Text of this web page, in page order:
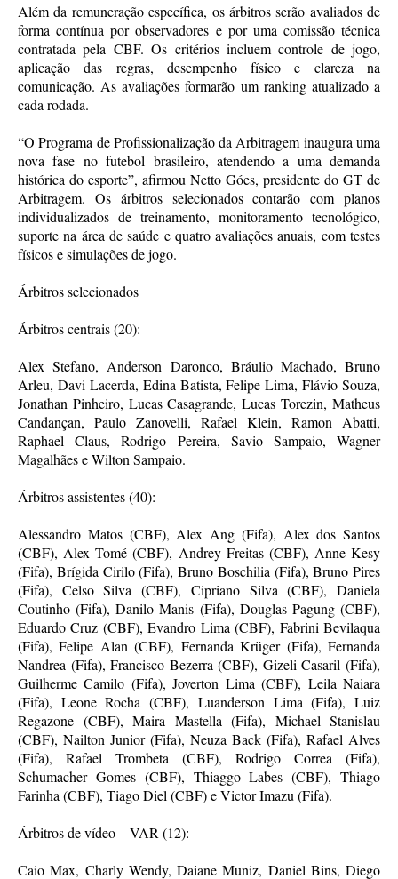
Além da remuneração específica, os árbitros serão avaliados de
forma contínua por observadores e por uma comissão técnica
contratada pela CBF. Os critérios incluem controle de jogo,
aplicação das regras, desempenho físico e clareza na
comunicação. As avaliações formarão um ranking atualizado a
cada rodada.
“O Programa de Profissionalização da Arbitragem inaugura uma
nova fase no futebol brasileiro, atendendo a uma demanda
histórica do esporte”, afirmou Netto Góes, presidente do GT de
Arbitragem. Os árbitros selecionados contarão com planos
individualizados de treinamento, monitoramento tecnológico,
suporte na área de saúde e quatro avaliações anuais, com testes
físicos e simulações de jogo.
Árbitros selecionados
Árbitros centrais (20):
Alex Stefano, Anderson Daronco, Bráulio Machado, Bruno
Arleu, Davi Lacerda, Edina Batista, Felipe Lima, Flávio Souza,
Jonathan Pinheiro, Lucas Casagrande, Lucas Torezin, Matheus
Candançan, Paulo Zanovelli, Rafael Klein, Ramon Abatti,
Raphael Claus, Rodrigo Pereira, Savio Sampaio, Wagner
Magalhães e Wilton Sampaio.
Árbitros assistentes (40):
Alessandro Matos (CBF), Alex Ang (Fifa), Alex dos Santos
(CBF), Alex Tomé (CBF), Andrey Freitas (CBF), Anne Kesy
(Fifa), Brígida Cirilo (Fifa), Bruno Boschilia (Fifa), Bruno Pires
(Fifa), Celso Silva (CBF), Cipriano Silva (CBF), Daniela
Coutinho (Fifa), Danilo Manis (Fifa), Douglas Pagung (CBF),
Eduardo Cruz (CBF), Evandro Lima (CBF), Fabrini Bevilaqua
(Fifa), Felipe Alan (CBF), Fernanda Krüger (Fifa), Fernanda
Nandrea (Fifa), Francisco Bezerra (CBF), Gizeli Casaril (Fifa),
Guilherme Camilo (Fifa), Joverton Lima (CBF), Leila Naiara
(Fifa), Leone Rocha (CBF), Luanderson Lima (Fifa), Luiz
Regazone (CBF), Maira Mastella (Fifa), Michael Stanislau
(CBF), Nailton Junior (Fifa), Neuza Back (Fifa), Rafael Alves
(Fifa), Rafael Trombeta (CBF), Rodrigo Correa (Fifa),
Schumacher Gomes (CBF), Thiaggo Labes (CBF), Thiago
Farinha (CBF), Tiago Diel (CBF) e Victor Imazu (Fifa).
Árbitros de vídeo – VAR (12):
Caio Max, Charly Wendy, Daiane Muniz, Daniel Bins, Diego